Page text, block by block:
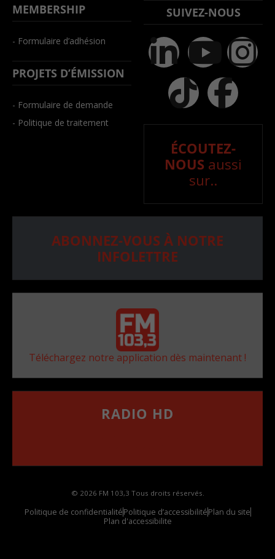
MEMBERSHIP
- Formulaire d’adhésion
PROJETS D’ÉMISSION
- Formulaire de demande
- Politique de traitement
SUIVEZ-NOUS
ÉCOUTEZ-
NOUS aussi
sur..
ABONNEZ-VOUS À NOTRE
INFOLETTRE
Téléchargez notre application dès maintenant !
RADIO HD
© 2026 FM 103,3 Tous droits réservés.
Politique de confidentialitéPolitique d’accessibilitéPlan du site
Plan d'accessibilite